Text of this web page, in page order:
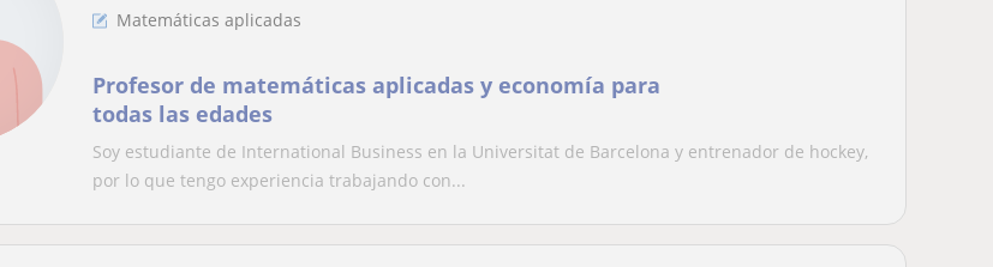
Matemáticas aplicadas
Profesor de matemáticas aplicadas y economía para
todas las edades
Soy estudiante de International Business en la Universitat de Barcelona y entrenador de hockey,
por lo que tengo experiencia trabajando con...